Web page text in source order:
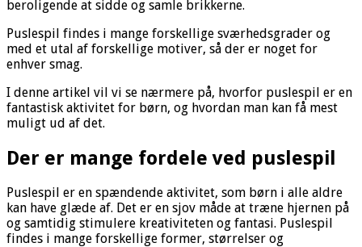
beroligende at sidde og samle brikkerne.
Puslespil findes i mange forskellige sværhedsgrader og
med et utal af forskellige motiver, så der er noget for
enhver smag.
I denne artikel vil vi se nærmere på, hvorfor puslespil er en
fantastisk aktivitet for børn, og hvordan man kan få mest
muligt ud af det.
Der er mange fordele ved puslespil
Puslespil er en spændende aktivitet, som børn i alle aldre
kan have glæde af. Det er en sjov måde at træne hjernen på
og samtidig stimulere kreativiteten og fantasi. Puslespil
findes i mange forskellige former, størrelser og